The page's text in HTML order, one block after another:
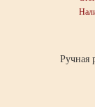
Ручная